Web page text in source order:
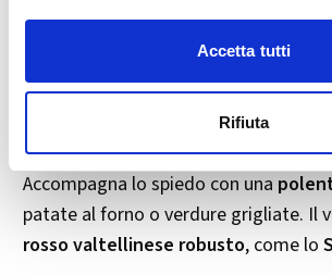
Accetta tutti
Rifiuta
Raccogli il sugo nellabacinella di
perfetto per condire e servire la
taglio.
🍷 Consiglio in più
Accompagna lo spiedo con una
patate al forno o verdure grigliate. Il
rosso valtellinese robusto, come lo